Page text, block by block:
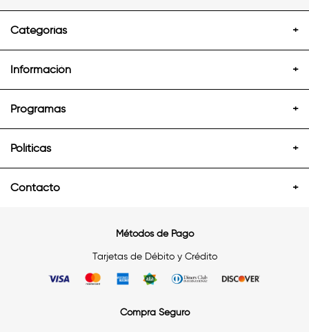
Categorías +
Información +
Programas +
Políticas +
Contacto +
Métodos de Pago
Tarjetas de Débito y Crédito
Compra Seguro